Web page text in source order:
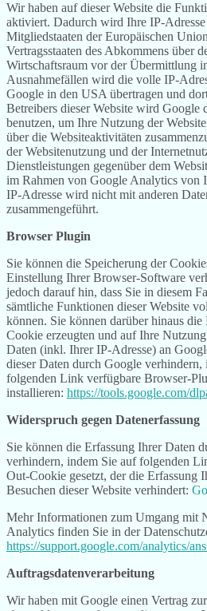
Wir haben auf dieser Website die
aktiviert. Dadurch wird Ihre IP-
Mitgliedstaaten der Europäischen
Vertragsstaaten des Abkommens über
Wirtschaftsraum vor der Übermittlung
Ausnahmefällen wird die volle IP-
Google in den USA übertragen und
Betreibers dieser Website wird Google
benutzen, um Ihre Nutzung der
über die Websiteaktivitäten
der Websitenutzung und der
Dienstleistungen gegenüber dem
im Rahmen von Google Analytics von
IP-Adresse wird nicht mit anderen
zusammengeführt.
Browser Plugin
Sie können die Speicherung der
Einstellung Ihrer Browser-Software
jedoch darauf hin, dass Sie in diesem
sämtliche Funktionen dieser Website
können. Sie können darüber hinaus die
Cookie erzeugten und auf Ihre
Daten (inkl. Ihrer IP-Adresse) an
dieser Daten durch Google verhindern,
folgenden Link verfügbare Browser-
installieren: https://tools.google.com/
Widerspruch gegen Datenerfassung
Sie können die Erfassung Ihrer Daten
verhindern, indem Sie auf folgenden
Out-Cookie gesetzt, der die Erfassung
Besuchen dieser Website verhindert:
Mehr Informationen zum Umgang mit
Analytics finden Sie in der
https://support.google.com/analytics/
Auftragsdatenverarbeitung
Wir haben mit Google einen Vertrag